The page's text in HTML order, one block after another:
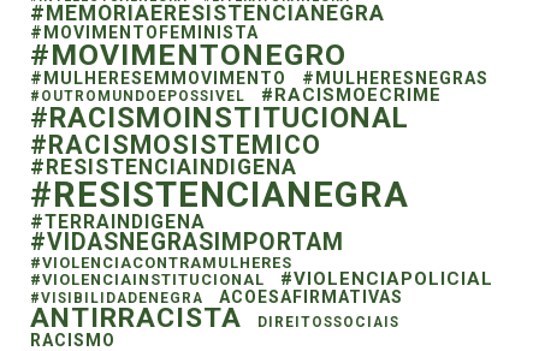
#MEMORIAERESISTENCIANEGRA
#MOVIMENTOFEMINISTA
#MOVIMENTONEGRO
#MULHERESEMMOVIMENTO #MULHERESNEGRAS
#OUTROMUNDOEPOSSIVEL #RACISMOECRIME
#RACISMOINSTITUCIONAL
#RACISMOSISTEMICO
#RESISTENCIAINDIGENA
#RESISTENCIANEGRA
#TERRAINDIGENA
#VIDASNEGRASIMPORTAM
#VIOLENCIACONTRAMULHERES
#VIOLENCIAINSTITUCIONAL
#VIOLENCIAPOLICIAL
#VISIBILIDADENEGRA ACOESAFIRMATIVAS
ANTIRRACISTA DIREITOSSOCIAIS
RACISMO